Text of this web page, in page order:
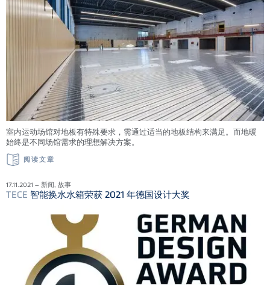
室内运动场馆对地板有特殊要求，需通过适当的地板结构来满足。而地暖
始终是不同场馆需求的理想解决方案。
阅读文章
17.11.2021 – 新闻, 故事
TECE 智能换水水箱荣获 2021 年德国设计大奖